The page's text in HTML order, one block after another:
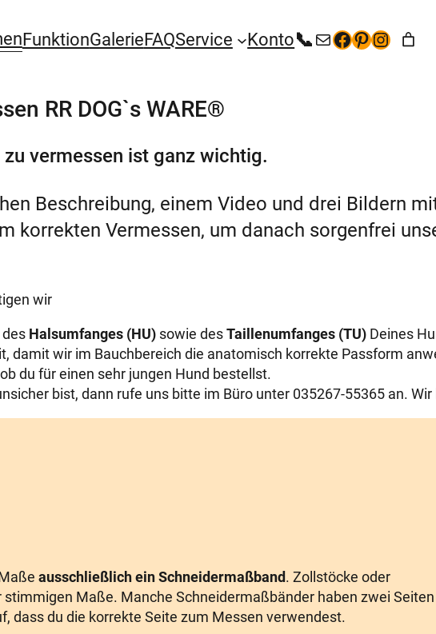
FunktionGalerieFAQService Konto+49 (35267) 5 53 65kontakt@hunde-
Facebook
Pinterest
RR DOG`s WARE®
vermessen ist ganz wichtig.
Beschreibung, einem Video und drei Bildern
korrekten Vermessen, um danach sorgenfrei
wir
des Halsumfanges (HU) sowie desTaillenumfanges (TU) Deines
damit wir im Bauchbereich die anatomisch korrekte Passform
du für einen sehr jungen Hund bestellst.
bist, dann rufe uns bitte im Büro unter 035267-55365 an.
ausschließlich ein Schneidermaßband. Zollstöcke oder
Maße. Manche Schneidermaßbänder haben zwei Seiten
dass du die korrekte Seite zum Messen verwendest.